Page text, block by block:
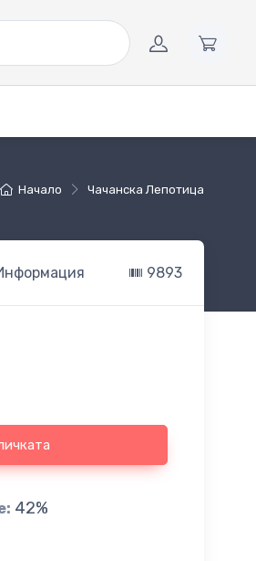
Начало Чачанска Лепотица
9893
42%